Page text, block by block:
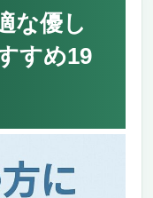
な優し
すめ19